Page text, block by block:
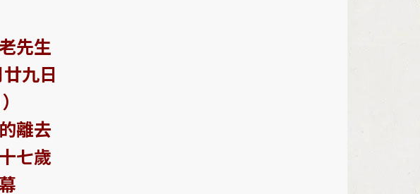
先生
九日
離去
七歲